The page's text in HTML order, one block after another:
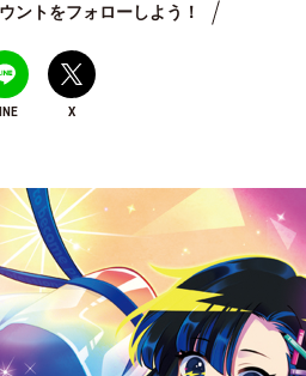
ントをフォローしよう！
X